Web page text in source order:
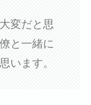
変だと思
と一緒に
います。